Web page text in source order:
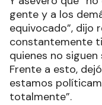
gente y a los
equivocado”, dijo
constantemente
quienes no
Frente a esto,
estamos
totalmente”.